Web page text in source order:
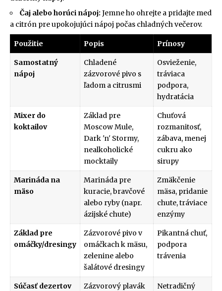
Čaj alebo horúci nápoj: Jemne ho ohrejte a pridajte med
a citrón pre upokojujúci nápoj počas chladných večerov.
Použitie Popis Prínosy
Samostatný
nápoj
Chladené
zázvorové pivo s
ľadom a citrusmi
Osvieženie,
tráviaca
podpora,
hydratácia
Mixer do
koktailov
Základ pre
Moscow Mule,
Dark 'n' Stormy,
nealkoholické
mocktaily
Chuťová
rozmanitosť,
zábava, menej
cukru ako
sirupy
Marináda na
mäso
Marináda pre
kuracie, bravčové
alebo ryby (napr.
ázijské chute)
Zmäkčenie
mäsa, pridanie
chute, tráviace
enzýmy
Základ pre
omáčky/dresingy
Zázvorové pivo v
omáčkach k mäsu,
zelenine alebo
šalátové dresingy
Pikantná chuť,
podpora
trávenia
Súčasť dezertov
Zázvorový plavák
Netradičný